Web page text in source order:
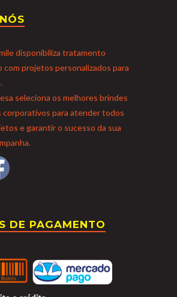
disponibiliza tratamento
com projetos personalizados para
seleciona os melhores brindes
corporativos para atender todos
e garantir o sucesso da sua
DE PAGAMENTO